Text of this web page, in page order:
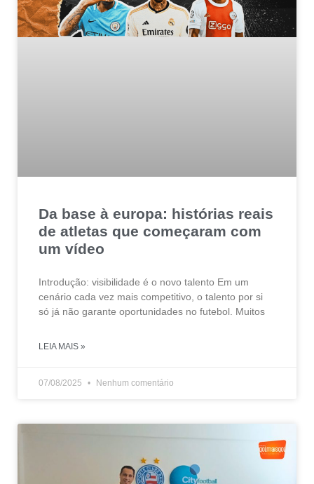
Da base à europa: histórias reais
de atletas que começaram com
um vídeo
Introdução: visibilidade é o novo talento Em um
cenário cada vez mais competitivo, o talento por si
só já não garante oportunidades no futebol. Muitos
LEIA MAIS »
07/08/2025 Nenhum comentário